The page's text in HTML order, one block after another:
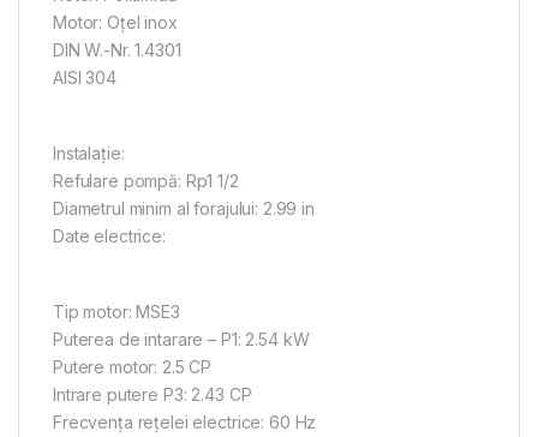
Motor: Oţel inox
DIN W.-Nr. 1.4301
AISI 304
Instalaţie:
Refulare pompă: Rp1 1/2
Diametrul minim al forajului: 2.99 in
Date electrice:
Tip motor: MSE3
Puterea de intarare – P1: 2.54 kW
Putere motor: 2.5 CP
Intrare putere P3: 2.43 CP
Frecvenţa reţelei electrice: 60 Hz